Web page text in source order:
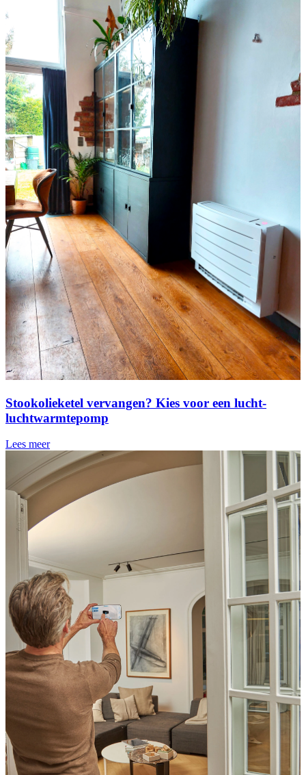
Stookolieketel vervangen? Kies voor een lucht-
luchtwarmtepomp
Lees meer